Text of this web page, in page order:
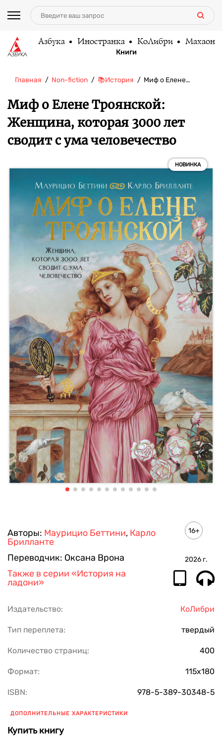
Азбука Иностранка КоЛибри Махаон
Книги
Главная Non-fiction 📚История Миф о Елене…
Миф о Елене Троянской:
Женщина, которая 3000 лет
сводит с ума человечество
НОВИНКА
Авторы: Маурицио Беттини, Карло
Брилланте
Переводчик: Оксана Врона
16+
2026 г.
Также в серии «История на
ладони»
Издательство: КоЛибри
Тип переплета: твердый
Количество страниц: 400
Формат: 115х180
ISBN: 978-5-389-30348-5
ДОПОЛНИТЕЛЬНЫЕ ХАРАКТЕРИСТИКИ
Купить книгу